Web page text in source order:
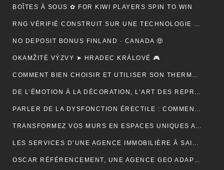
BOÎTES À SOUS ✿ FOR KIWI PLAYERS SPIN TO WIN
RNG VÉRIFIÉ CONSTRUIT SUR UNE TECHNOLOGIE SÉCURISÉE 🚀 IN NEW ZEALAND START SPINNING
NO DEPOSIT BONUS FINLAND · CANADA 🤑
OKAMŽITÉ VÝZVY ➤ HRADEC KRÁLOVÉ 🎮
COMMENT BIEN CHOISIR ET UTILISER SON THERMOCYCLEUR AU LABORATOIRE
DE L’ÉMOTION À LA DÉCORATION, L’ART DES REPRODUCTIONS QUI DONNENT VIE À VOS MURS
PARLER DE LA DYSFONCTION ÉRECTILE : COMMENT BRISER LE TABOU ?
TRANSFORMEZ VOS MURS EN ESPACES UNIQUES AVEC UN STICKERS PERSONNALISÉ C-STICKERS
LES SERVICES D’UNE AGENCE IMMOBILIÈRE À SAINT-CYR-SUR-MER EXPLIQUÉS EN DÉTAIL
OSCAR RÉFÉRENCEMENT, UNE AGENCE GEO ADAPTÉE AUX MOTEURS GÉNÉRATIFS